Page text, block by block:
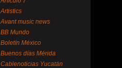
Artistics
Avant music news
BB Mundo
Boletín México
Buenos días Mérida
Cablenoticias Yucatán